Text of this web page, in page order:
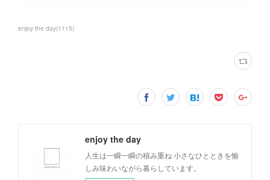
enjoy the day(1115)
enjoy the day
人生は一瞬一瞬の積み重ね 小さなひとときを愉
しみ味わいながら暮らしています。